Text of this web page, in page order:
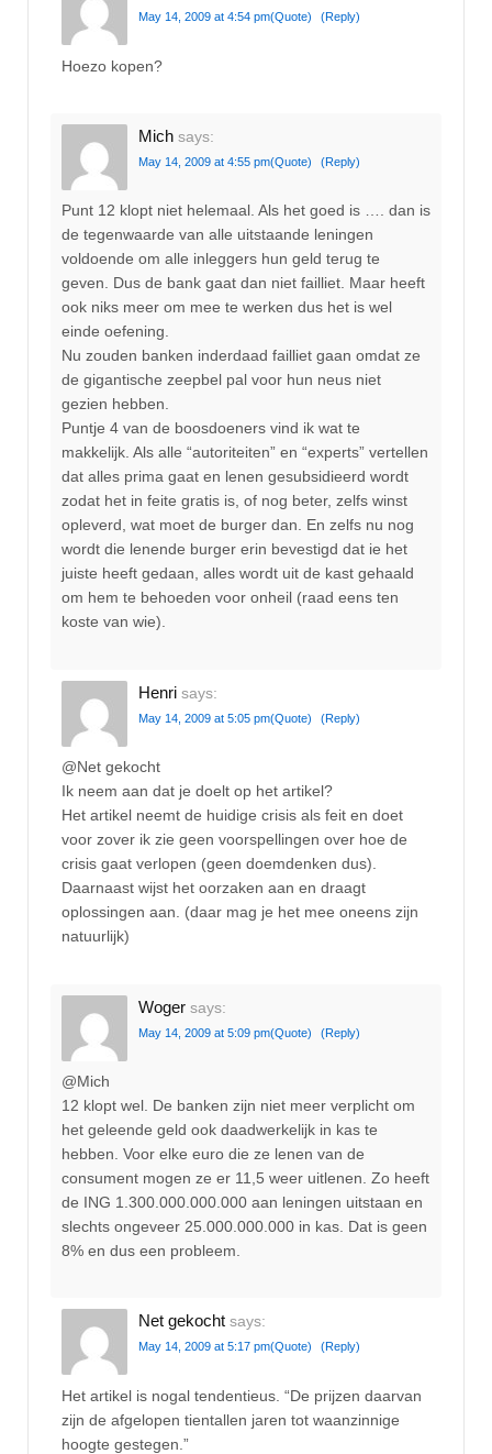
May 14, 2009 at 4:54 pm(Quote) (Reply)
Hoezo kopen?
Mich says:
May 14, 2009 at 4:55 pm(Quote) (Reply)
Punt 12 klopt niet helemaal. Als het goed is …. dan is
de tegenwaarde van alle uitstaande leningen
voldoende om alle inleggers hun geld terug te
geven. Dus de bank gaat dan niet failliet. Maar heeft
ook niks meer om mee te werken dus het is wel
einde oefening.
Nu zouden banken inderdaad failliet gaan omdat ze
de gigantische zeepbel pal voor hun neus niet
gezien hebben.
Puntje 4 van de boosdoeners vind ik wat te
makkelijk. Als alle “autoriteiten” en “experts” vertellen
dat alles prima gaat en lenen gesubsidieerd wordt
zodat het in feite gratis is, of nog beter, zelfs winst
opleverd, wat moet de burger dan. En zelfs nu nog
wordt die lenende burger erin bevestigd dat ie het
juiste heeft gedaan, alles wordt uit de kast gehaald
om hem te behoeden voor onheil (raad eens ten
koste van wie).
Henri says:
May 14, 2009 at 5:05 pm(Quote) (Reply)
@Net gekocht
Ik neem aan dat je doelt op het artikel?
Het artikel neemt de huidige crisis als feit en doet
voor zover ik zie geen voorspellingen over hoe de
crisis gaat verlopen (geen doemdenken dus).
Daarnaast wijst het oorzaken aan en draagt
oplossingen aan. (daar mag je het mee oneens zijn
natuurlijk)
Woger says:
May 14, 2009 at 5:09 pm(Quote) (Reply)
@Mich
12 klopt wel. De banken zijn niet meer verplicht om
het geleende geld ook daadwerkelijk in kas te
hebben. Voor elke euro die ze lenen van de
consument mogen ze er 11,5 weer uitlenen. Zo heeft
de ING 1.300.000.000.000 aan leningen uitstaan en
slechts ongeveer 25.000.000.000 in kas. Dat is geen
8% en dus een probleem.
Net gekocht says:
May 14, 2009 at 5:17 pm(Quote) (Reply)
Het artikel is nogal tendentieus. “De prijzen daarvan
zijn de afgelopen tientallen jaren tot waanzinnige
hoogte gestegen.”